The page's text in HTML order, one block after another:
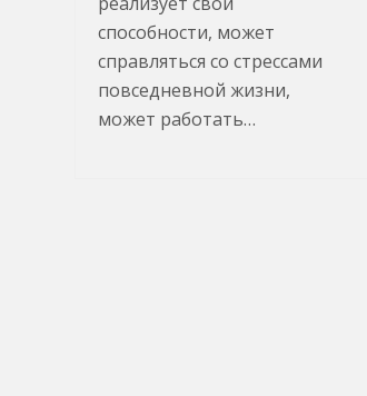
способности, может
справляться со стрессами
повседневной жизни,
может работать…